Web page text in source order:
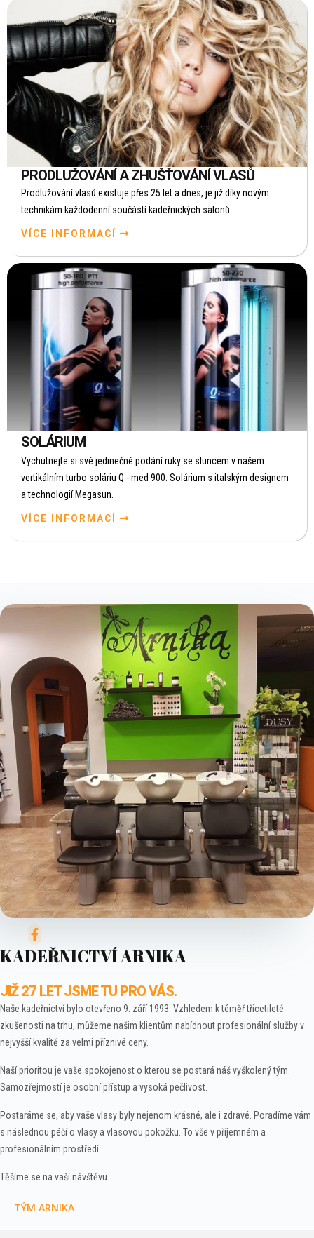
PRODLUŽOVÁNÍ A ZHUŠŤOVÁNÍ VLASŮ
Prodlužování vlasů existuje přes 25 let a dnes, je již díky novým
technikám každodenní součástí kadeřnických salonů.
VÍCE INFORMACÍ
SOLÁRIUM
Vychutnejte si své jedinečné podání ruky se sluncem v našem
vertikálním turbo soláriu Q - med 900. Solárium s italským designem
a technologií Megasun.
VÍCE INFORMACÍ
KADEŘNICTVÍ ARNIKA
JIŽ 27 LET JSME TU PRO VÁS.
Naše kadeřnictví bylo otevřeno 9. září 1993. Vzhledem k téměř třicetileté
zkušenosti na trhu, můžeme našim klientům nabídnout profesionální služby v
nejvyšší kvalitě za velmi příznivé ceny.
Naší prioritou je vaše spokojenost o kterou se postará náš vyškolený tým.
Samozřejmostí je osobní přístup a vysoká pečlivost.
Postaráme se, aby vaše vlasy byly nejenom krásné, ale i zdravé. Poradíme vám
s následnou péčí o vlasy a vlasovou pokožku. To vše v příjemném a
profesionálním prostředí.
Těšíme se na vaší návštěvu.
TÝM ARNIKA